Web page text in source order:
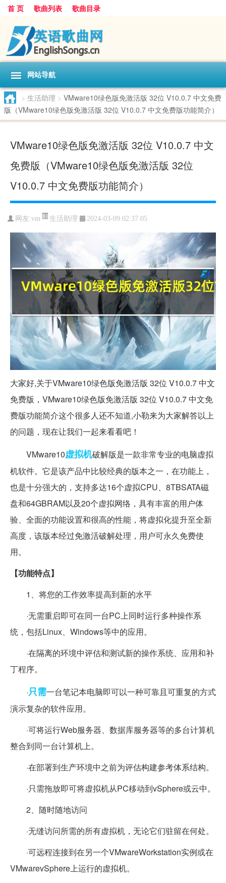
首 页 歌曲列表 歌曲目录
网站导航
> 生活助理 > VMware10绿色版免激活版 32位 V10.0.7 中文免费
版（VMware10绿色版免激活版 32位 V10.0.7 中文免费版功能简介）
VMware10绿色版免激活版 32位 V10.0.7 中文
免费版（VMware10绿色版免激活版 32位
V10.0.7 中文免费版功能简介）
网友:vm 生活助理 2024-03-09 02:37:05
大家好,关于VMware10绿色版免激活版 32位 V10.0.7 中文
免费版，VMware10绿色版免激活版 32位 V10.0.7 中文免
费版功能简介这个很多人还不知道,小勒来为大家解答以上
的问题，现在让我们一起来看看吧！
VMware10虚拟机破解版是一款非常专业的电脑虚拟
机软件。它是该产品中比较经典的版本之一，在功能上，
也是十分强大的，支持多达16个虚拟CPU、8TBSATA磁
盘和64GBRAM以及20个虚拟网络，具有丰富的用户体
验、全面的功能设置和很高的性能，将虚拟化提升至全新
高度，该版本经过免激活破解处理，用户可永久免费使
用。
【功能特点】
1、将您的工作效率提高到新的水平
·无需重启即可在同一台PC上同时运行多种操作系
统，包括Linux、Windows等中的应用。
·在隔离的环境中评估和测试新的操作系统、应用和补
丁程序。
·只需一台笔记本电脑即可以一种可靠且可重复的方式
演示复杂的软件应用。
·可将运行Web服务器、数据库服务器等的多台计算机
整合到同一台计算机上。
·在部署到生产环境中之前为评估构建参考体系结构。
·只需拖放即可将虚拟机从PC移动到vSphere或云中。
2、随时随地访问
·无缝访问所需的所有虚拟机，无论它们驻留在何处。
·可远程连接到在另一个VMwareWorkstation实例或在
VMwarevSphere上运行的虚拟机。